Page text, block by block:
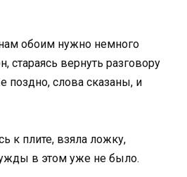
нам обоим нужно немного
стараясь вернуть разговору
поздно, слова сказаны, и
к плите, взяла ложку,
в этом уже не было.